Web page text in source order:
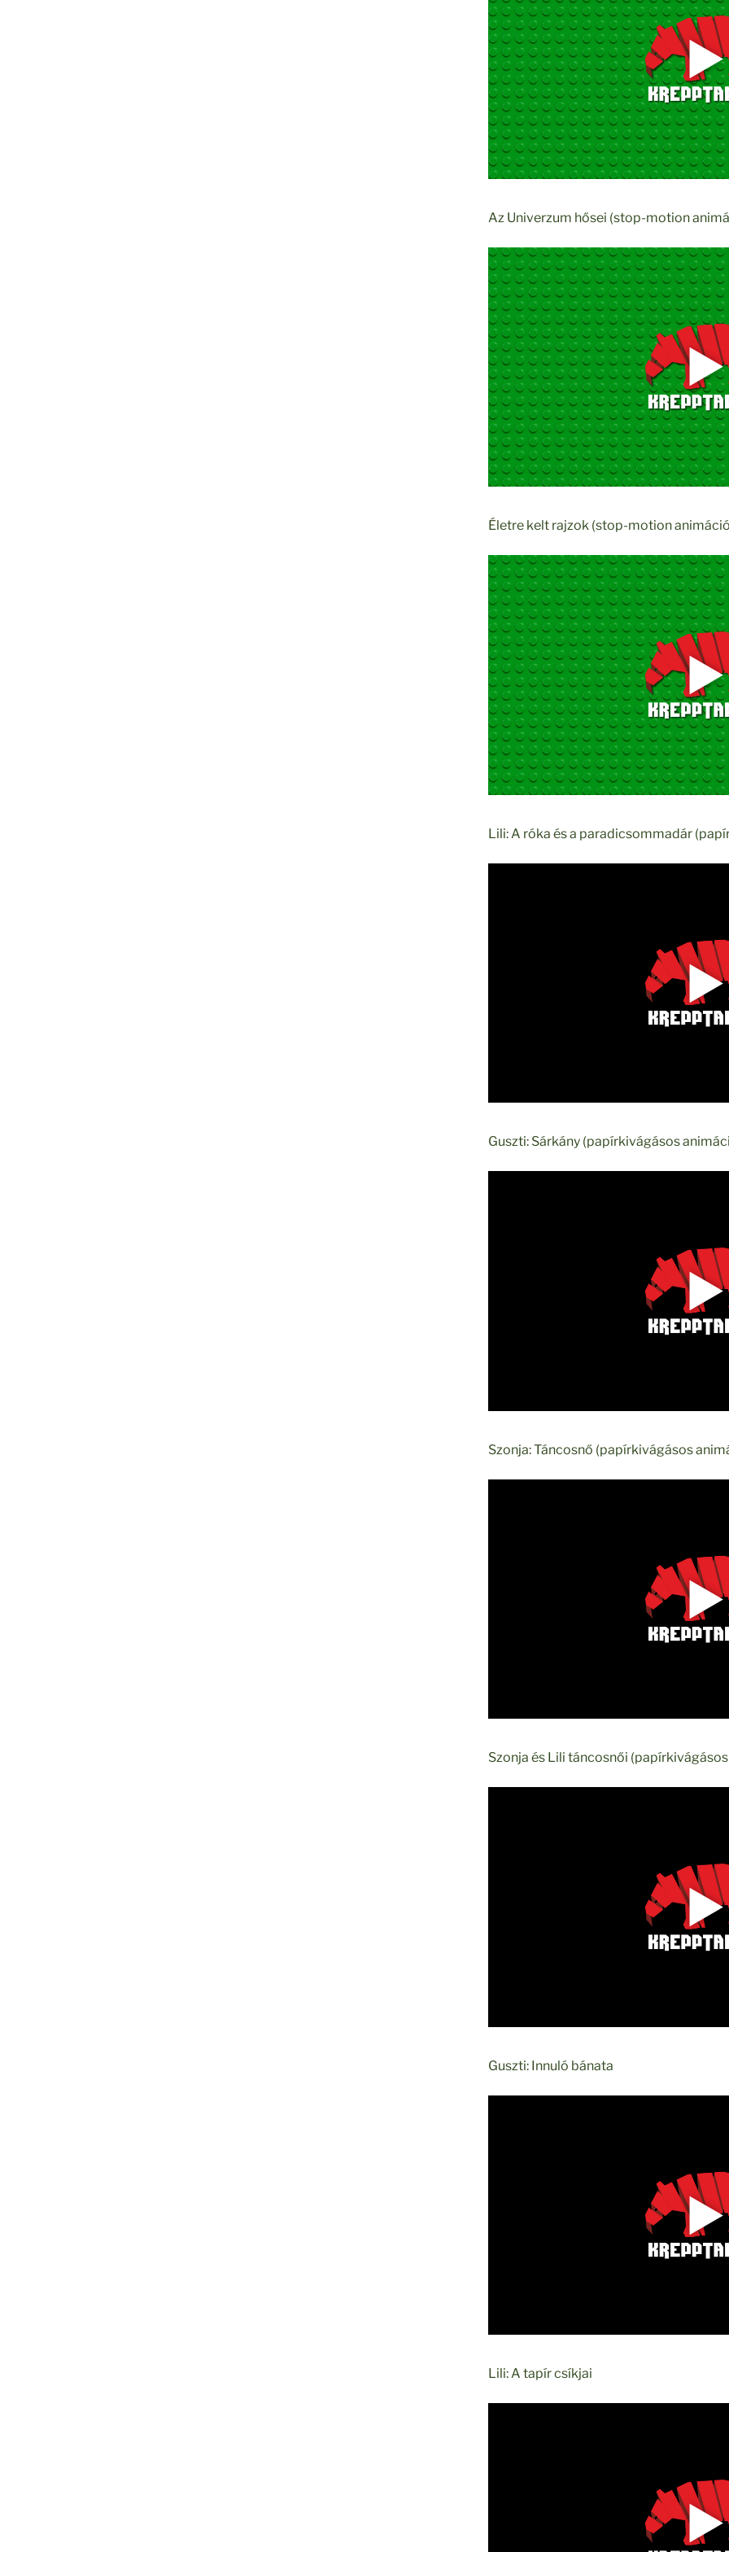
Az Univerzum hősei (stop-motion
Életre kelt rajzok (stop-motion
Lili: A róka és a paradicsommadár
Guszti: Sárkány (papírkivágásos
Szonja: Táncosnő (papírkivágásos
Szonja és Lili táncosnői
Guszti: Innuló bánata
Lili: A tapír csíkjai